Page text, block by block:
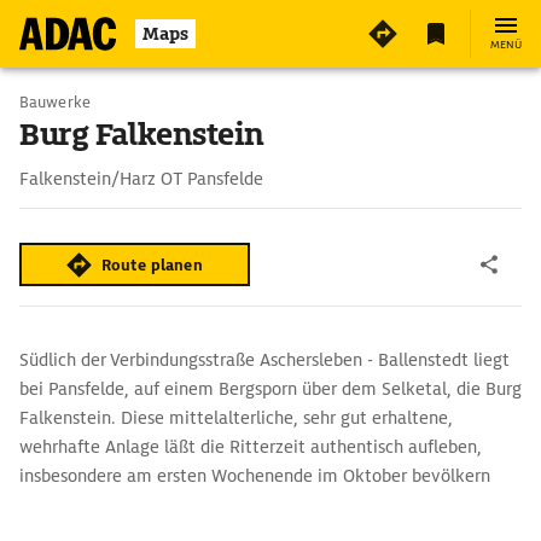
Maps MENÜ
Bauwerke
Burg Falkenstein
Falkenstein/Harz OT Pansfelde
Route planen
Südlich der Verbindungsstraße Aschersleben - Ballenstedt liegt
bei Pansfelde, auf einem Bergsporn über dem Selketal, die Burg
Falkenstein. Diese mittelalterliche, sehr gut erhaltene,
wehrhafte Anlage läßt die Ritterzeit authentisch aufleben,
insbesondere am ersten Wochenende im Oktober bevölkern